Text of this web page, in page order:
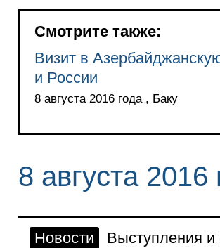
Смотрите также:
Визит в
и России
8 августа 2016 года , Баку
8 августа 2016
Новости
Выступления